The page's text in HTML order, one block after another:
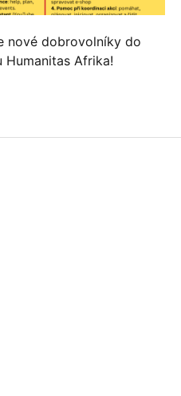
nové dobrovolníky do
Humanitas Afrika!